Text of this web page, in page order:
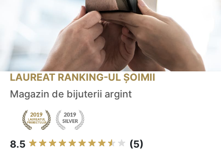
LAUREAT RANKING-UL ȘOIMII
Magazin de bijuterii argint
8.5 (5)